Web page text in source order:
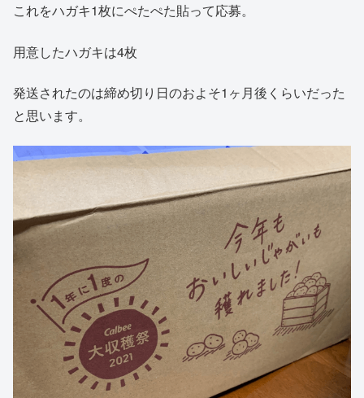
これをハガキ1枚にぺたぺた貼って応募。
用意したハガキは4枚
発送されたのは締め切り日のおよそ1ヶ月後くらいだった
と思います。